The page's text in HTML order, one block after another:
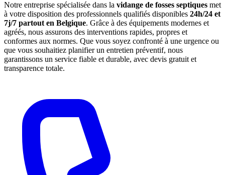
Notre entreprise spécialisée dans la vidange de fosses septiques met
à votre disposition des professionnels qualifiés disponibles 24h/24 et
7j/7 partout en Belgique. Grâce à des équipements modernes et
agréés, nous assurons des interventions rapides, propres et
conformes aux normes. Que vous soyez confronté à une urgence ou
que vous souhaitiez planifier un entretien préventif, nous
garantissons un service fiable et durable, avec devis gratuit et
transparence totale.